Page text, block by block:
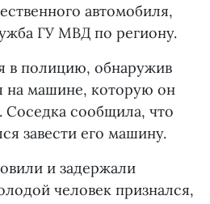
автомобиля,
ГУ МВД по региону.
в полицию, обнаружив
на машине, которую он
Соседка сообщила, что
завести его машину.
и задержали
человек признался,